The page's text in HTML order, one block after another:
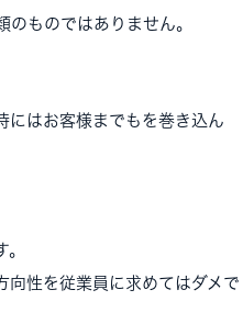
ものではありません。
にはお客様までもを巻き込ん
向性を従業員に求めてはダメで